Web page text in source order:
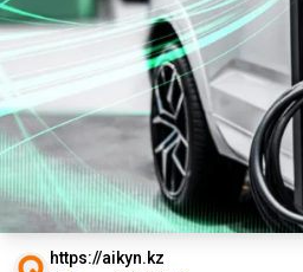
https://aikyn.kz